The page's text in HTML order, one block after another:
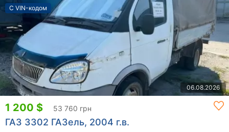
С VIN-кодом
06.08.2026
1 200 $ 53 760 грн
ГАЗ 3302 ГАЗель, 2004 г.в.